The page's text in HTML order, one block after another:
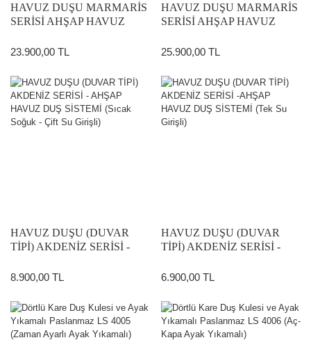
HAVUZ DUŞU MARMARİS
SERİSİ AHŞAP HAVUZ
23.900,00 TL
HAVUZ DUŞU MARMARİS
SERİSİ AHŞAP HAVUZ
Su Girişli)
25.900,00 TL
HAVUZ DUŞU (DUVAR
TİPİ) AKDENİZ SERİSİ -
SİSTEMİ (Sıcak Soğuk - Çift
8.900,00 TL
HAVUZ DUŞU (DUVAR
TİPİ) AKDENİZ SERİSİ -
SİSTEMİ (Tek Su Girişli)
6.900,00 TL